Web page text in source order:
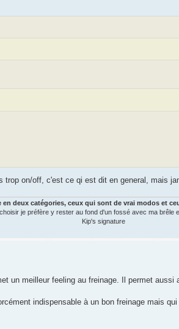
on/off, c'est ce qi est dit en general, mais
en deux catégories, ceux qui sont de vrai modos et
je préfère y rester au fond d'un fossé avec ma brêle
Kip's signature
un meilleur feeling au freinage. Il permet
indispensable à un bon freinage mais